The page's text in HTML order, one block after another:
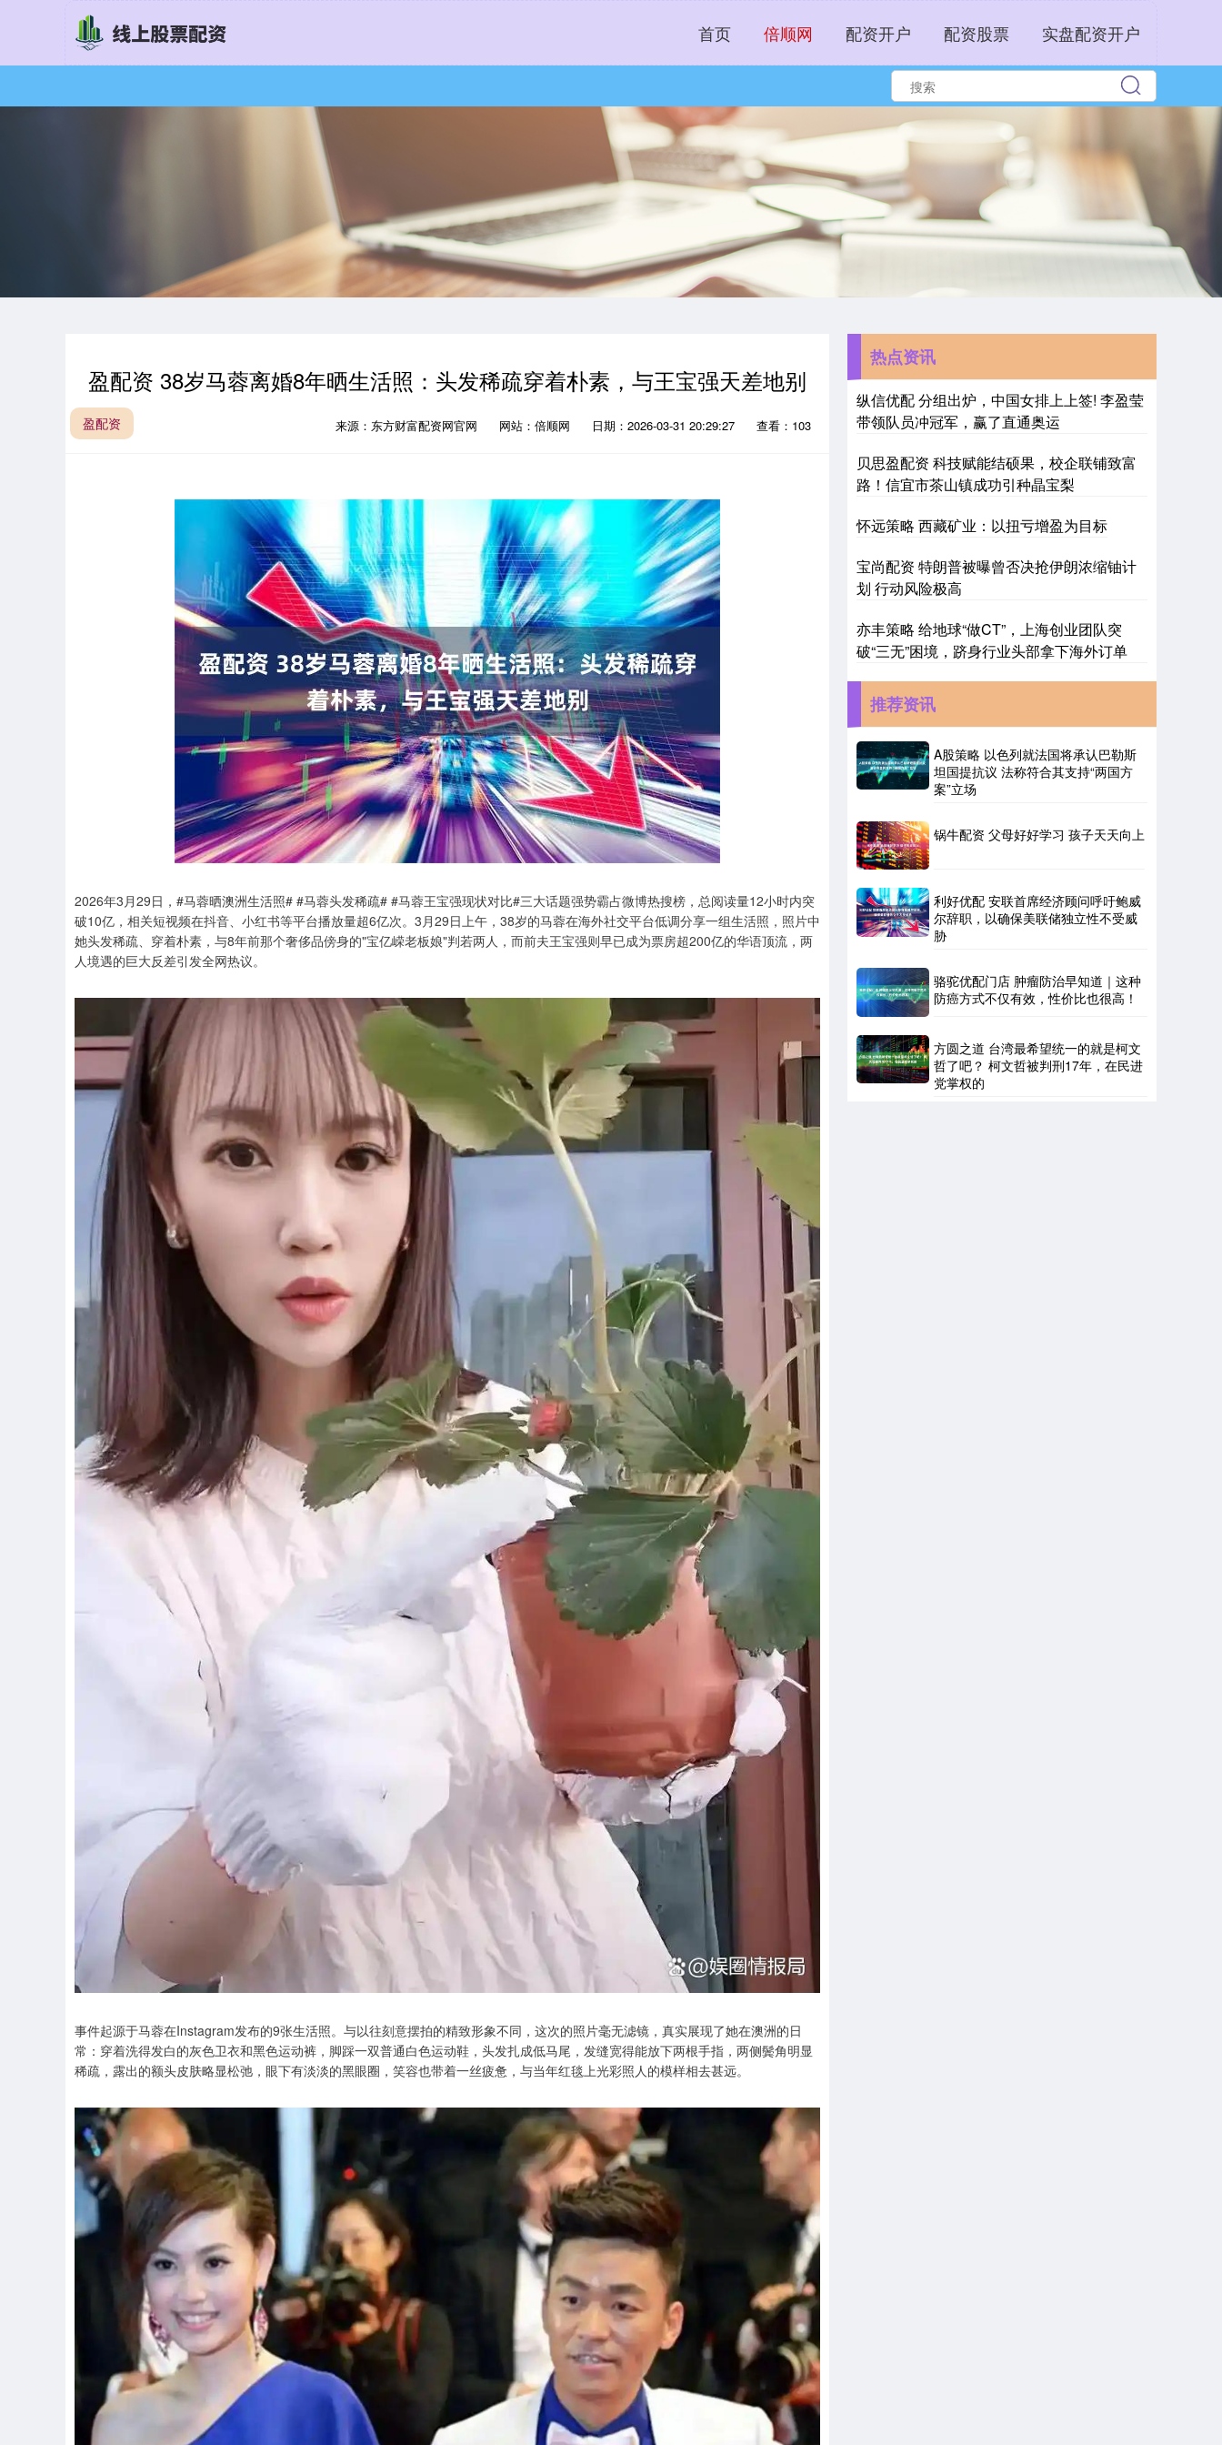
首页 倍顺网 配资开户 配资股票 实盘配资开户
盈配资 38岁马蓉离婚8年晒生活照：头发稀疏穿着朴素，与王宝强天差地别
盈配资 来源：东方财富配资网官网 网站：倍顺网 日期：2026-03-31 20:29:27 查看：103
2026年3月29日，#马蓉晒澳洲生活照# #马蓉头发稀疏# #马蓉王宝强现状对比#三大话题强势霸占微博热搜榜，总阅读量12小时内突
破10亿，相关短视频在抖音、小红书等平台播放量超6亿次。3月29日上午，38岁的马蓉在海外社交平台低调分享一组生活照，照片中
她头发稀疏、穿着朴素，与8年前那个奢侈品傍身的"宝亿嵘老板娘"判若两人，而前夫王宝强则早已成为票房超200亿的华语顶流，两
人境遇的巨大反差引发全网热议。
事件起源于马蓉在Instagram发布的9张生活照。与以往刻意摆拍的精致形象不同，这次的照片毫无滤镜，真实展现了她在澳洲的日
常：穿着洗得发白的灰色卫衣和黑色运动裤，脚踩一双普通白色运动鞋，头发扎成低马尾，发缝宽得能放下两根手指，两侧鬓角明显
稀疏，露出的额头皮肤略显松弛，眼下有淡淡的黑眼圈，笑容也带着一丝疲惫，与当年红毯上光彩照人的模样相去甚远。
热点资讯
纵信优配 分组出炉，中国女排上上签! 李盈莹
带领队员冲冠军，赢了直通奥运
贝思盈配资 科技赋能结硕果，校企联铺致富
路！信宜市茶山镇成功引种晶宝梨
怀远策略 西藏矿业：以扭亏增盈为目标
宝尚配资 特朗普被曝曾否决抢伊朗浓缩铀计
划 行动风险极高
亦丰策略 给地球“做CT”，上海创业团队突
破“三无”困境，跻身行业头部拿下海外订单
推荐资讯
A股策略 以色列就法国将承认巴勒斯
坦国提抗议 法称符合其支持“两国方
案”立场
锅牛配资 父母好好学习 孩子天天向上
利好优配 安联首席经济顾问呼吁鲍威
尔辞职，以确保美联储独立性不受威
胁
骆驼优配门店 肿瘤防治早知道｜这种
防癌方式不仅有效，性价比也很高！
方圆之道 台湾最希望统一的就是柯文
哲了吧？ 柯文哲被判刑17年，在民进
党掌权的